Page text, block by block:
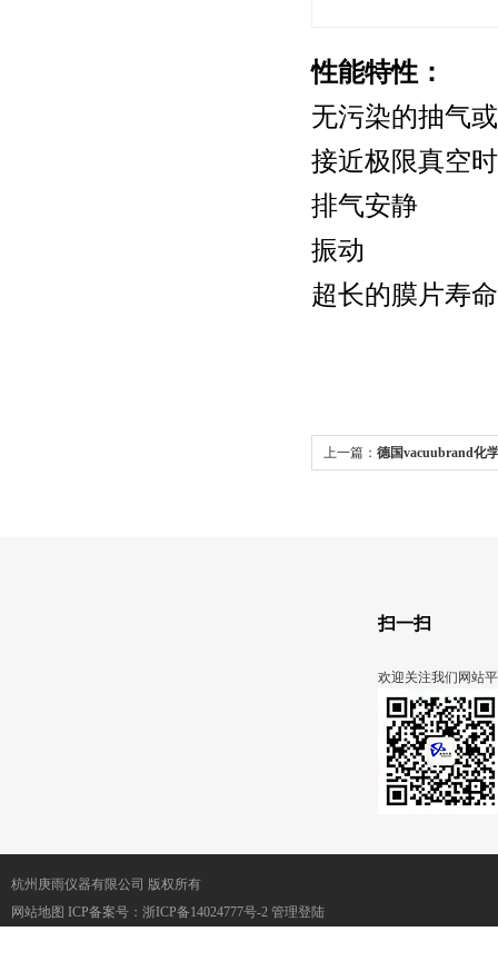
性能特性：
无污染的抽气
接近极限真空
排气安静
振动
超长的膜片寿
上一篇： 德国vacuubrand化
扫一扫
欢迎关注我们网站
杭州庚雨仪器有限公司 版权所有
网站地图 ICP备案号： 浙ICP备14024777号-2 管理登陆